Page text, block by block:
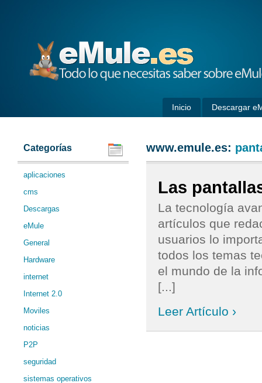
Inicio Descargar
Categorías
aplicaciones
cms
Descargas
eMule
General
Hardware
internet
Internet 2.0
Moviles
noticias
P2P
seguridad
sistemas operativos
www.emule.es:
Las
La tecnología
artículos que
usuarios lo
todos los temas
el mundo de la
[...]
Leer Artículo ›